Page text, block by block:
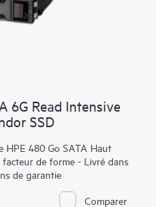
6G Read Intensive
SSD
HPE 480 Go SATA Haut
de forme - Livré dans
de garantie
Comparer